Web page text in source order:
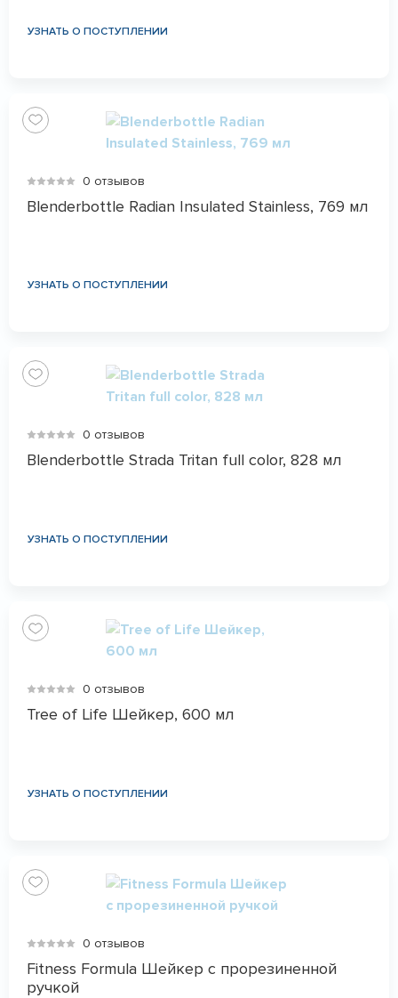
УЗНАТЬ О ПОСТУПЛЕНИИ
0 отзывов
Blenderbottle Radian Insulated Stainless, 769 мл
УЗНАТЬ О ПОСТУПЛЕНИИ
0 отзывов
Blenderbottle Strada Tritan full color, 828 мл
УЗНАТЬ О ПОСТУПЛЕНИИ
0 отзывов
Tree of Life Шейкер, 600 мл
УЗНАТЬ О ПОСТУПЛЕНИИ
0 отзывов
Fitness Formula Шейкер с прорезиненной
ручкой